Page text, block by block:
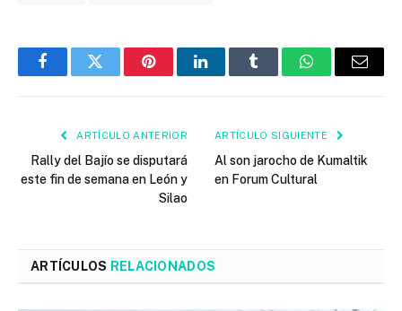
FacebookTwitter PinterestLinkedInTumblr WhatsAppEmail
ARTÍCULO ANTERIOR
Rally del Bajío se disputará
este fin de semana en León y
Silao
ARTÍCULO SIGUIENTE
Al son jarocho de Kumaltik
en Forum Cultural
ARTÍCULOS RELACIONADOS